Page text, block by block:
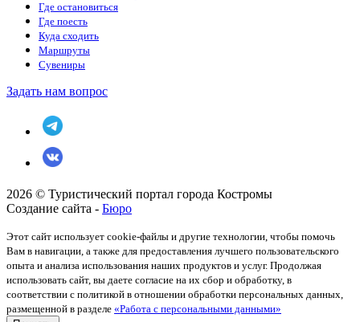
Где остановиться
Где поесть
Куда сходить
Маршруты
Сувениры
Задать нам вопрос
2026 © Туристический портал города Костромы
Создание сайта - Бюро
Этот сайт использует cookie-файлы и другие технологии, чтобы помочь
Вам в навигации, а также для предоставления лучшего пользовательского
опыта и анализа использования наших продуктов и услуг. Продолжая
использовать сайт, вы даете согласие на их сбор и обработку, в
соответствии с политикой в отношении обработки персональных данных,
размещенной в разделе «Работа с персональными данными»